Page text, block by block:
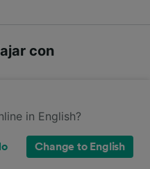
con
y tiene su billete de
persona y siempre que tu
in English?
Change to English